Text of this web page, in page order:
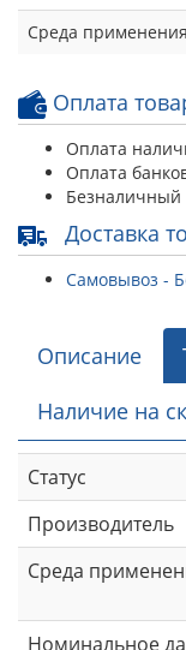
Среда применения
Оплата
Оплата
Оплата
Безналичный
Доставка
Самовывоз -
Описание
Наличие на
Статус
Производитель
Среда
Номинальное